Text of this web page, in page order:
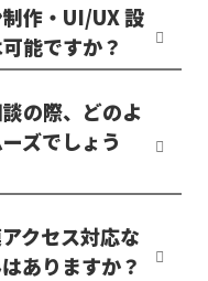
作・UI/UX 設
能ですか？
の際、どのよ
ズでしょう
クセス対応な
ありますか？